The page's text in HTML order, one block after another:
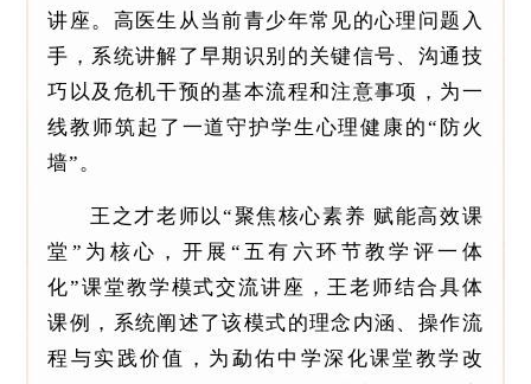
讲座。高医生从当前青少年常见的心理问题入
手，系统讲解了早期识别的关键信号、沟通技
巧以及危机干预的基本流程和注意事项，为一
线教师筑起了一道守护学生心理健康的“防火
墙”。
王之才老师以“聚焦核心素养 赋能高效课
堂”为核心，开展“五有六环节教学评一体
化”课堂教学模式交流讲座，王老师结合具体
课例，系统阐述了该模式的理念内涵、操作流
程与实践价值，为勐佑中学深化课堂教学改